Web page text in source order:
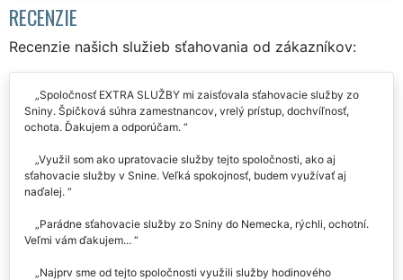
RECENZIE
Recenzie našich služieb sťahovania od zákazníkov:
Spoločnosť EXTRA SLUŽBY mi zaisťovala sťahovacie služby zo
Sniny. Špičková súhra zamestnancov, vrelý prístup, dochvíľnosť,
ochota. Ďakujem a odporúčam.
Využil som ako upratovacie služby tejto spoločnosti, ako aj
sťahovacie služby v Snine. Veľká spokojnosť, budem využívať aj
naďalej.
Parádne sťahovacie služby zo Sniny do Nemecka, rýchli, ochotní.
Veľmi vám ďakujem...
Najprv sme od tejto spoločnosti využili služby hodinového